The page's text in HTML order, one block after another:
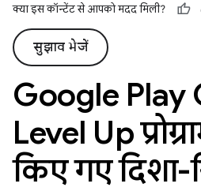
क्या इस कॉन्टेंट से आपको मदद मिली?
सुझाव भेजें
Google Play
Level Up
किए गए दिशा-